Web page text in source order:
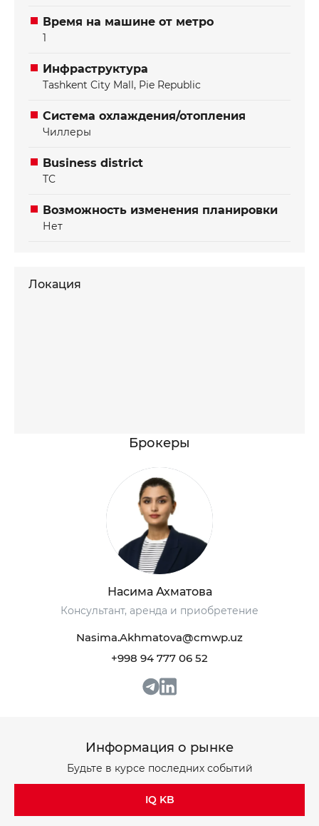
Время на машине от метро
1
Инфраструктура
Tashkent City Mall, Pie Republic
Система охлаждения/отопления
Чиллеры
Business district
TC
Возможность изменения планировки
Нет
Локация
Брокеры
Насима Ахматова
Консультант, аренда и приобретение
Nasima.Akhmatova@cmwp.uz
+998 94 777 06 52
Информация о рынке
Будьте в курсе последних событий
IQ KB
+998 93 111 68 22
info@cmwp.uz
Бизнес-центр TRILLIANT, TOWER 2, 9 этаж,
Офис 89
+998 93 111 68 22
info@cmwp.uz
Бизнес-центр TRILLIANT, TOWER 2, 9 этаж,
Офис 89